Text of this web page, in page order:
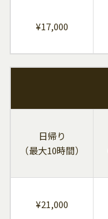
¥17,000
日帰り
（最大10時間）
¥21,000